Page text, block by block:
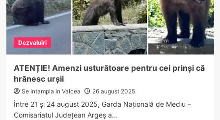
Dezvaluiri
ATENȚIE! Amenzi usturătoare pentru cei prinși că
hrănesc urșii
Se intampla in Valcea 26 august 2025
Între 21 și 24 august 2025, Garda Națională de Mediu –
Comisariatul Județean Argeș a...